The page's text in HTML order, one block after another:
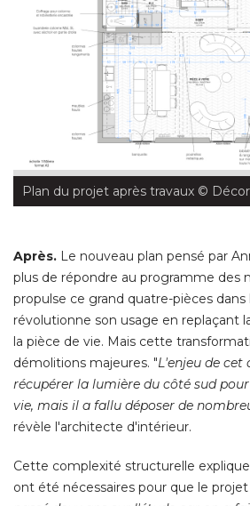
Plan du projet après travaux © Décor
Après.Le nouveau plan pensé par
plus de répondre au programme des
propulse ce grand quatre-pièces
révolutionne son usage en replaçant
la pièce de vie. Mais cette
démolitions majeures. "L'enjeu de cet
vie, mais il a fallu déposer de
révèle l'architecte d'intérieur.